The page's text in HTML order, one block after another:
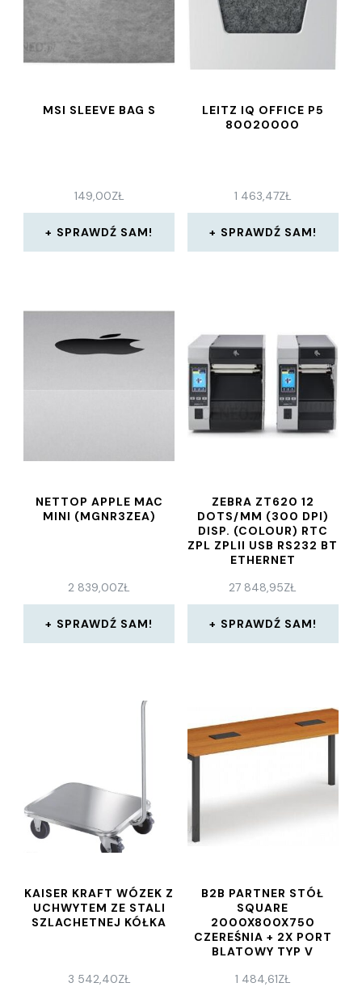
MSI SLEEVE BAG S
149,00ZŁ
SPRAWDŹ SAM!
LEITZ IQ OFFICE P5
80020000
1 463,47ZŁ
SPRAWDŹ SAM!
NETTOP APPLE MAC
MINI (MGNR3ZEA)
2 839,00ZŁ
SPRAWDŹ SAM!
ZEBRA ZT620 12
DOTS/MM (300 DPI)
DISP. (COLOUR) RTC
ZPL ZPLII USB RS232 BT
ETHERNET
27 848,95ZŁ
SPRAWDŹ SAM!
KAISER KRAFT WÓZEK Z
UCHWYTEM ZE STALI
SZLACHETNEJ KÓŁKA
3 542,40ZŁ
B2B PARTNER STÓŁ
SQUARE
2000X800X750
CZEREŚNIA + 2X PORT
BLATOWY TYP V
1 484,61ZŁ